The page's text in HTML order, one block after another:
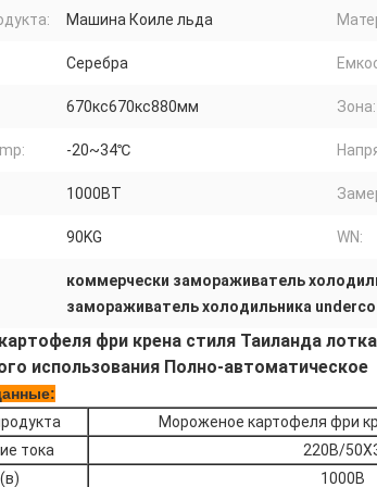
Машина Коиле льда
Серебра
670кс670кс880мм Зона:
-20~34℃
1000ВТ
90KG WN:
коммерчески замораживатель
замораживатель холодильника
фри крена стиля Таиланда
использования Полно-автоматическое
Мороженое картофеля фри
тока
220В/
1000В